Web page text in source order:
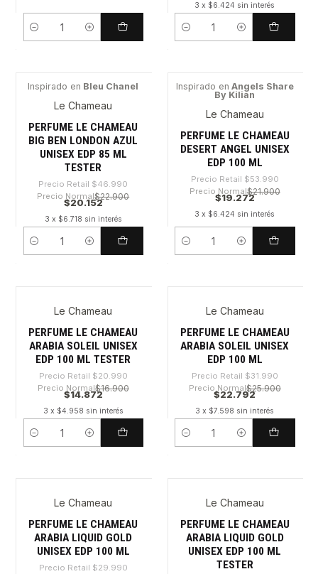
Cantidad
3 x $6.424 sin interés
Cantidad
-57%
Inspirado en Bleu Chanel
Le Chameau
PERFUME LE CHAMEAU
BIG BEN LONDON AZUL
UNISEX EDP 85 ML
TESTER
Precio Retail $46.990
Precio Normal$22.900
$20.152
3 x $6.718 sin interés
Cantidad
Inspirado en Angels Share
By Kilian
Le Chameau
PERFUME LE CHAMEAU
DESERT ANGEL UNISEX
EDP 100 ML
Precio Retail $53.990
Precio Normal$21.900
$19.272
3 x $6.424 sin interés
Cantidad
-29%Le Chameau
PERFUME LE CHAMEAU
ARABIA SOLEIL UNISEX
EDP 100 ML TESTER
Precio Retail $20.990
Precio Normal$16.900
$14.872
3 x $4.958 sin interés
Cantidad
-28%Le Chameau
PERFUME LE CHAMEAU
ARABIA SOLEIL UNISEX
EDP 100 ML
Precio Retail $31.990
Precio Normal$25.900
$22.792
3 x $7.598 sin interés
Cantidad
-29%Le Chameau
PERFUME LE CHAMEAU
ARABIA LIQUID GOLD
UNISEX EDP 100 ML
Precio Retail $29.990
-28%Le Chameau
PERFUME LE CHAMEAU
ARABIA LIQUID GOLD
UNISEX EDP 100 ML
TESTER